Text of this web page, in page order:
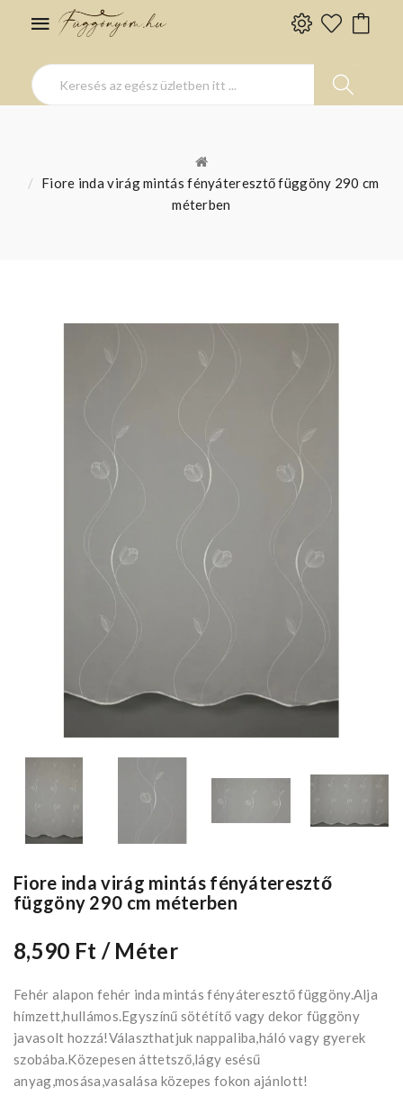
Fiore inda virág mintás fényáteresztő függöny 290 cm
méterben
Fiore inda virág mintás fényáteresztő
függöny 290 cm méterben
8,590 Ft / Méter
Fehér alapon fehér inda mintás fényáteresztő függöny.Alja
hímzett,hullámos.Egyszínű sötétítő vagy dekor függöny
javasolt hozzá!Választhatjuk nappaliba,háló vagy gyerek
szobába.Közepesen áttetsző,lágy esésű
anyag,mosása,vasalása közepes fokon ajánlott!